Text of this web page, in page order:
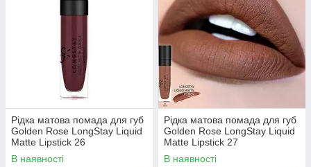
Рідка матова помада для губ
Golden Rose LongStay Liquid
Matte Lipstick 26
В наявності
Рідка матова помада для губ
Golden Rose LongStay Liquid
Matte Lipstick 27
В наявності